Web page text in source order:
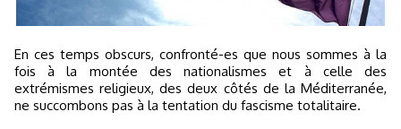
En ces temps obscurs, confronté-es que nous sommes à la
fois à la montée des nationalismes et à celle des
extrémismes religieux, des deux côtés de la Méditerranée,
ne succombons pas à la tentation du fascisme totalitaire.